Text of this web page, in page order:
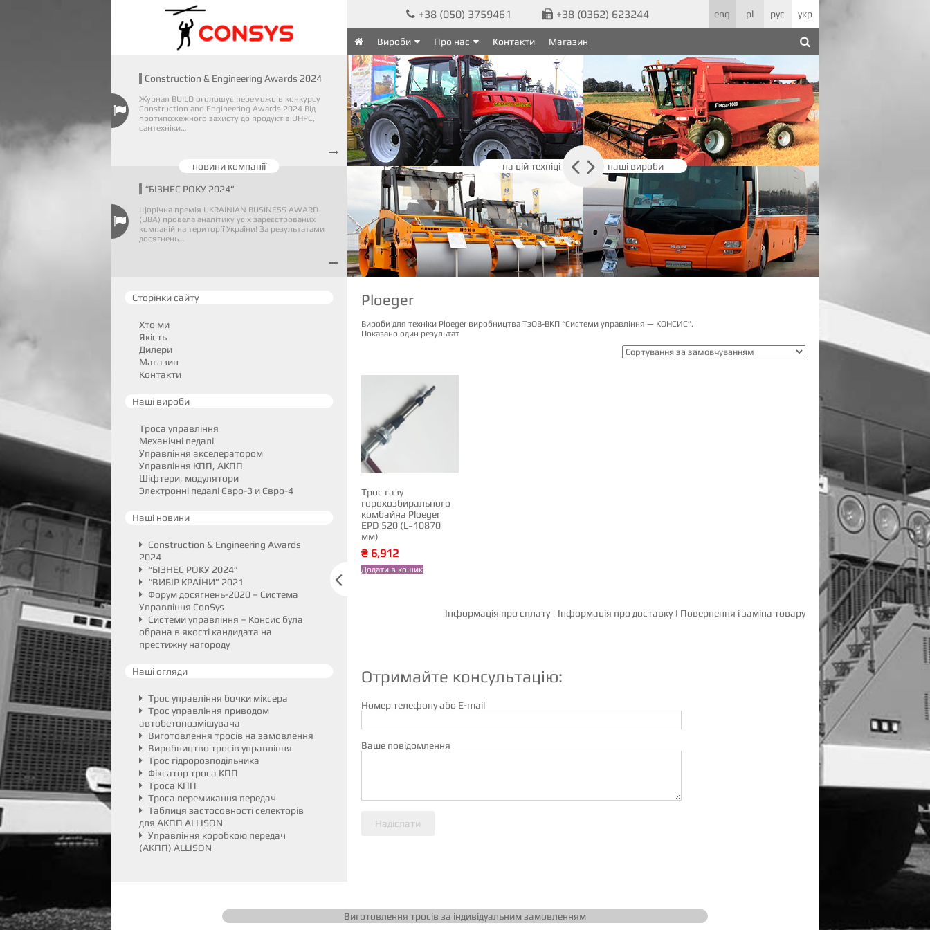
eng pl рус укр
 +38 (050) 3759461  +38 (0362) 623244
 Вироби Про нас Контакти Магазин
новини компанії
Construction & Engineering Awards 2024
Журнал BUILD оголошує переможців конкурсу
Construction and Engineering Awards 2024 Від
протипожежного захисту до продуктів UHPC,
сантехніки…

“БІЗНЕС РОКУ 2024”
Щорічна премія UKRAINIAN BUSINESS AWARD
(UBA) провела аналітику усіх зареєстрованих
компаній на території України! За результатами
досягнень…

на цій техніці наші вироби
 
Сторінки сайту
Хто ми
Якість
Дилери
Магазин
Контакти
Наші вироби
Троса управління
Механічні педалі
Управління акселератором
Управління КПП, АКПП
Шіфтери, модулятори
Электронні педалі Євро-3 и Євро-4
Наші новини
Construction & Engineering Awards
2024
“БІЗНЕС РОКУ 2024”
“ВИБІР КРАЇНИ” 2021
Форум досягнень-2020 – Система
Управління ConSys
Системи управління – Консис була
обрана в якості кандидата на
престижну нагороду
Наші огляди
Трос управління бочки міксера
Трос управління приводом
автобетонозмішувача
Виготовлення тросів на замовлення
Виробництво тросів управління
Трос гідророзподільника
Фіксатор троса КПП
Троса КПП
Троса перемикання передач
Таблиця застосовності селекторів
для АКПП ALLISON
Управління коробкою передач
(АКПП) ALLISON

Ploeger
Вироби для техніки Ploeger виробництва ТзОВ-ВКП “Системи управління — КОНСИС”.
Показано один результат
Трос газу
горохозбирального
комбайна Ploeger
EPD 520 (L=10870
мм)
₴ 6,912
Додати в кошик
Інформація про сплату| Інформація про доставку| Повернення і заміна товару
Отримайте консультацію:
Номер телефону або E-mail
Ваше повідомлення
Надіслати
Виготовлення тросів за індивідуальним замовленням